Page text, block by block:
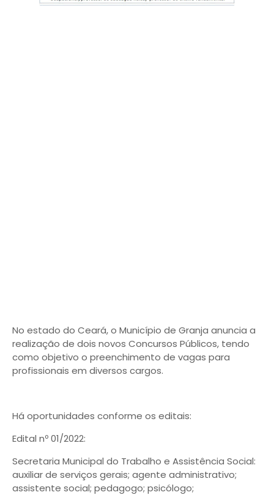
No estado do Ceará, o Município de Granja anuncia a
realização de dois novos Concursos Públicos, tendo
como objetivo o preenchimento de vagas para
profissionais em diversos cargos.
Há oportunidades conforme os editais:
Edital nº 01/2022:
Secretaria Municipal do Trabalho e Assistência Social:
auxiliar de serviços gerais; agente administrativo;
assistente social; pedagogo; psicólogo;